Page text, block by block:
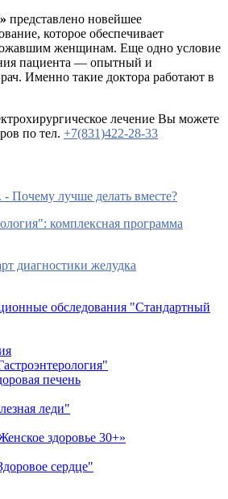
представлено новейшее
которое обеспечивает
женщинам. Еще одно условие
пациента — опытный и
Именно такие доктора работают в
лечение Вы можете
по тел. +7(831)422-28-33
Почему лучше делать вместе?
комплексная программа
диагностики желудка
обследования "Стандартный
печень
леди"
здоровье 30+»
сердце"